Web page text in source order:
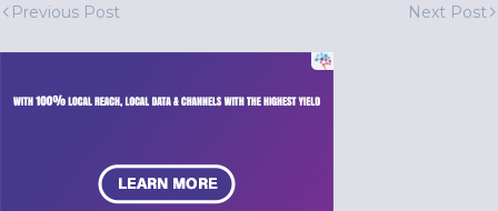
Previous Post Next Post